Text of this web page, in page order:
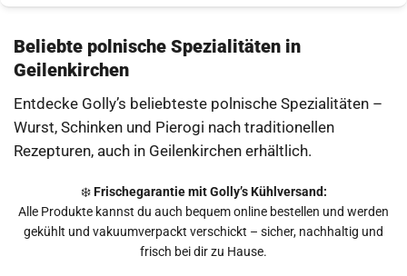
Beliebte polnische Spezialitäten in
Geilenkirchen
Entdecke Golly’s beliebteste polnische Spezialitäten –
Wurst, Schinken und Pierogi nach traditionellen
Rezepturen, auch in Geilenkirchen erhältlich.
❄️Frischegarantie mit Golly’s Kühlversand:
Alle Produkte kannst du auch bequem online bestellen und werden
gekühlt und vakuumverpackt verschickt – sicher, nachhaltig und
frisch bei dir zu Hause.